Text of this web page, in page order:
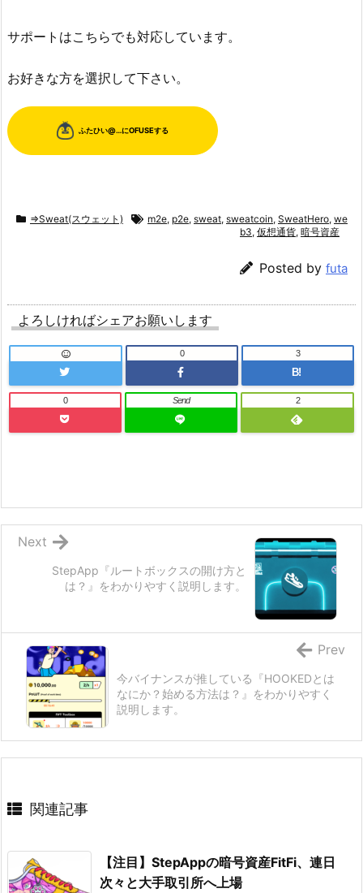
サポートはこちらでも対応しています。
お好きな方を選択して下さい。
⇒Sweat(スウェット) m2e, p2e, sweat, sweatcoin, SweatHero, we
b3, 仮想通貨, 暗号資産
Posted by futa
よろしければシェアお願いします
0
B!
3
0 Send 2
StepApp『ルートボックスの開け方と
は？』をわかりやすく説明します。
Next
今バイナンスが推している『HOOKEDとは
なにか？始める方法は？』をわかりやすく
説明します。
Prev
関連記事
【注目】StepAppの暗号資産FitFi、連日
次々と大手取引所へ上場